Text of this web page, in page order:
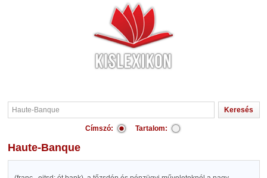
Címszó: Tartalom:
Haute-Banque